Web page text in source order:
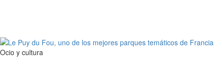
Ocio y cultura